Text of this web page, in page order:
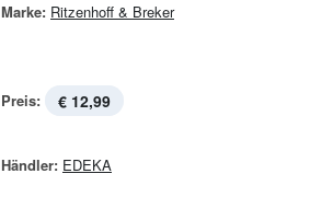
Marke: Ritzenhoff & Breker
Preis: € 12,99
Händler: EDEKA